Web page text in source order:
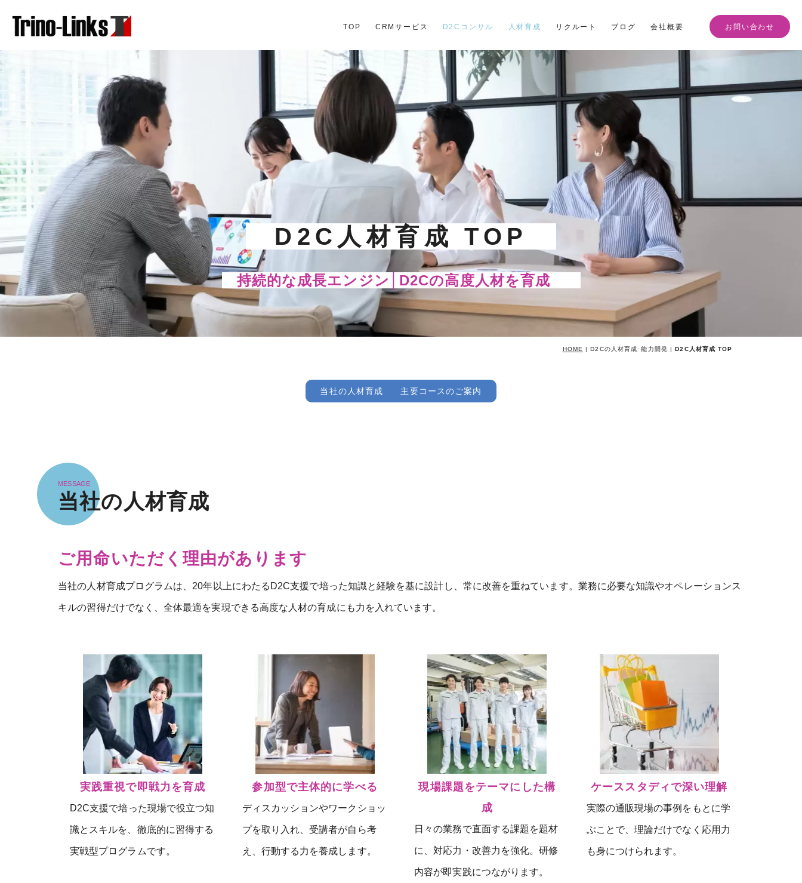
TOP CRMサービス D2Cコンサル 人材育成 リクルート ブログ 会社概要 お問い合わせ
D2C人材育成 TOP
持続的な成長エンジン│D2Cの高度人材を育成
HOME | D2Cの人材育成･能力開発 |D2C人材育成 TOP
当社の人材育成 主要コースのご案内
MESSAGE
当社の人材育成
ご用命いただく理由があります
当社の人材育成プログラムは、20年以上にわたるD2C支援で培った知識と経験を基に設計し、常に改善を重ねています。業務に必要な知識やオペレーションス
キルの習得だけでなく、全体最適を実現できる高度な人材の育成にも力を入れています。
実践重視で即戦力を育成
D2C支援で培った現場で役立つ知
識とスキルを、徹底的に習得する
実戦型プログラムです。
参加型で主体的に学べる
ディスカッションやワークショッ
プを取り入れ、受講者が自ら考
え、行動する力を養成します。
現場課題をテーマにした構
成
日々の業務で直面する課題を題材
に、対応力・改善力を強化。研修
内容が即実践につながります。
ケーススタディで深い理解
実際の通販現場の事例をもとに学
ぶことで、理論だけでなく応用力
も身につけられます。